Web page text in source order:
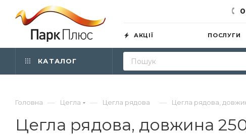
АКЦІЇ ПОСЛУГИ
КАТАЛОГ
Головна — Цегла — Цегла рядова — Цегла рядова,
Цегла рядова, довжина